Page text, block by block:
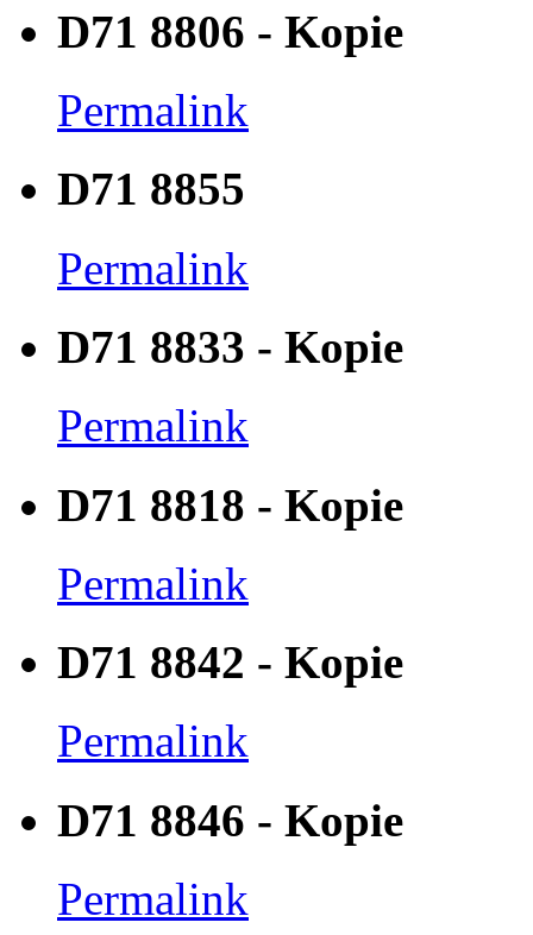
D71 8806 - Kopie
Permalink
D71 8855
Permalink
D71 8833 - Kopie
Permalink
D71 8818 - Kopie
Permalink
D71 8842 - Kopie
Permalink
D71 8846 - Kopie
Permalink